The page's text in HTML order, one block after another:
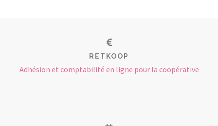
RETKOOP
Adhésion et comptabilité en ligne pour la coopérative